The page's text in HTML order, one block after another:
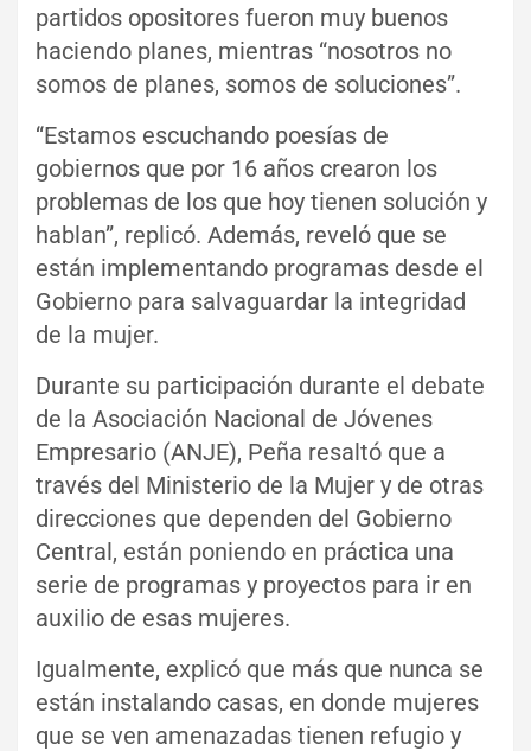
partidos opositores fueron muy buenos
haciendo planes, mientras “nosotros no
somos de planes, somos de soluciones”.
“Estamos escuchando poesías de
gobiernos que por 16 años crearon los
problemas de los que hoy tienen solución y
hablan”, replicó. Además, reveló que se
están implementando programas desde el
Gobierno para salvaguardar la integridad
de la mujer.
Durante su participación durante el debate
de la Asociación Nacional de Jóvenes
Empresario (ANJE), Peña resaltó que a
través del Ministerio de la Mujer y de otras
direcciones que dependen del Gobierno
Central, están poniendo en práctica una
serie de programas y proyectos para ir en
auxilio de esas mujeres.
Igualmente, explicó que más que nunca se
están instalando casas, en donde mujeres
que se ven amenazadas tienen refugio y